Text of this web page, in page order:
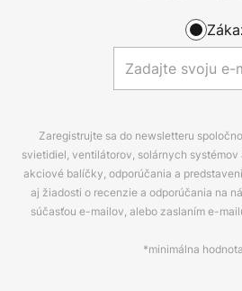
Zaregistrujte sa do newsletteru
svietidiel, ventilátorov, solárnych
akciové balíčky, odporúčania a
aj žiadosti o recenzie a odporúčania na
súčasťou e-mailov, alebo zaslaním e-
*minimálna